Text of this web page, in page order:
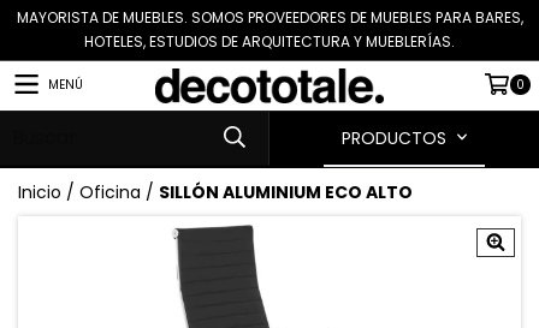
MAYORISTA DE MUEBLES. SOMOS PROVEEDORES DE MUEBLES PARA BARES,
HOTELES, ESTUDIOS DE ARQUITECTURA Y MUEBLERÍAS.
MENÚ 0
PRODUCTOS
Inicio / Oficina / SILLÓN ALUMINIUM ECO ALTO